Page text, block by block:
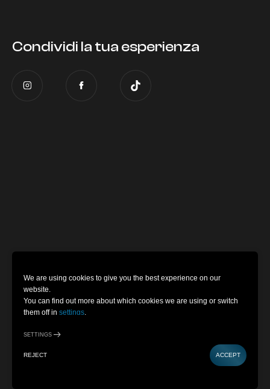
Condividi la tua esperienza
We are using cookies to give you the best experience on our
website.
You can find out more about which cookies we are using or switch
them off in settings.
ACCEPT
REJECT
SETTINGS